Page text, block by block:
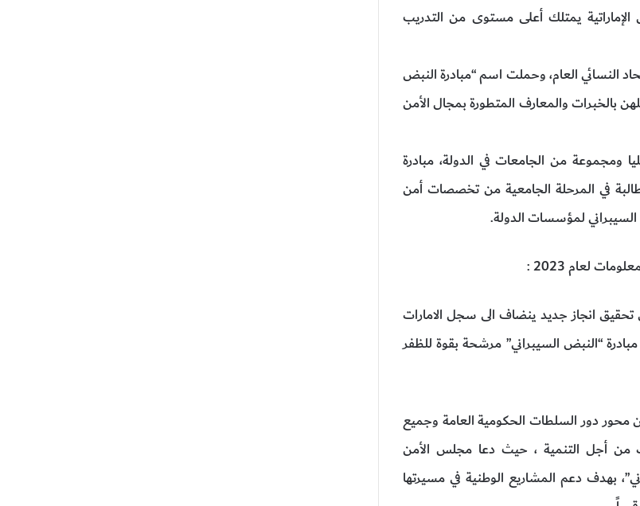
يمتلك أعلى مستوى من التدريب
في يونيو 2022، بالتعاون مع الاتحاد النسائي العام، وحملت اسم “مبادرة النبض
تنظيم ورشة تدريبية لـ50 منتسبة لتأهيلهن بالخبرات والمعارف المتطورة بمجال الأمن
ومجموعة من الجامعات في الدولة، مبادرة
للطلبة”، التي تستهدف تأهيل 3000 طالب وطالبة في المرحلة الجامعية من تخصصات أمن
السيبراني لمؤسسات الدولة.
لعام 2023 :
تحقيق انجاز جديد ينضاف الى سجل الامارات
“النبض السيبراني” مرشحة بقوة للظفر
محور دور السلطات الحكومية العامة وجميع
من أجل التنمية ، حيث دعا مجلس الأمن
بهدف دعم المشاريع الوطنية في مسيرتها